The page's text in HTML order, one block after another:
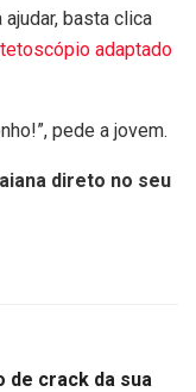
basta clica
adaptado
pede a jovem.
direto no seu
de crack da sua